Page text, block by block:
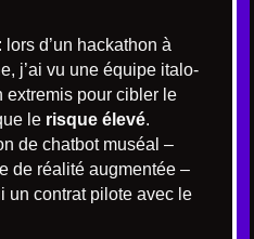
d’un hackathon à
j’ai vu une équipe italo-
extremis pour cibler le
le risque élevé.
de chatbot muséal –
de réalité augmentée –
un contrat pilote avec le